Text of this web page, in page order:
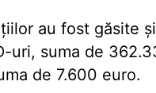
au fost găsite
uri, suma de
de 7.600 euro.